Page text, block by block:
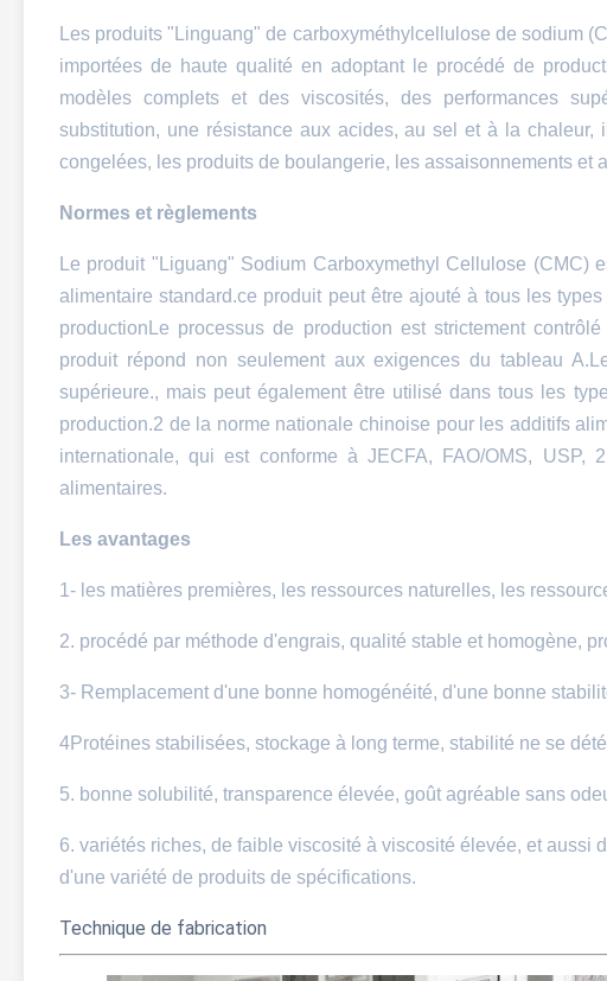
Les produits "Linguang" de carboxyméthylcellulose de sodium
importées de haute qualité en adoptant le procédé de
modèles complets et des viscosités, des performances
substitution, une résistance aux acides, au sel et à la
congelées, les produits de boulangerie, les assaisonnements et
Normes et règlements
Le produit "Liguang" Sodium Carboxymethyl Cellulose
alimentaire standard.ce produit peut être ajouté à tous les
productionLe processus de production est strictement
produit répond non seulement aux exigences du tableau
supérieure., mais peut également être utilisé dans tous les
production.2 de la norme nationale chinoise pour les additifs
internationale, qui est conforme à JECFA, FAO/OMS,
alimentaires.
Les avantages
1- les matières premières, les ressources naturelles, les
2. procédé par méthode d'engrais, qualité stable et homogène,
3- Remplacement d'une bonne homogénéité, d'une bonne
4Protéines stabilisées, stockage à long terme, stabilité ne se
5. bonne solubilité, transparence élevée, goût agréable sans
6. variétés riches, de faible viscosité à viscosité élevée, et aussi
d'une variété de produits de spécifications.
Technique de fabrication